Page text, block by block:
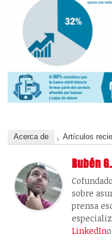
Acerca de Artículos
Rubén
sobre
prensa
LinkedIn